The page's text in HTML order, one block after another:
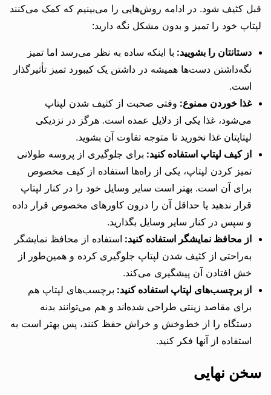
قبل کثیف شود. در ادامه روش‌هایی را می‌بینیم که کمک می‌کنند
لپتاپ خود را تمیز و بدون مشکل نگه دارید:
دستانتان را بشویید: با اینکه ساده به نظر می‌رسد اما تمیز
نگه‌داشتن دست‌ها همیشه در داشتن یک کیبورد تمیز تأثیرگذار
است.
غذا خوردن ممنوع: وقتی صحبت از کثیف شدن لپتاپ
می‌شود، غذا یکی از دلایل عمده است. هرگز در نزدیکی
لپتاپتان غذا نخورید تا متوجه تفاوت آن بشوید.
از کیف لپتاپ استفاده کنید: برای جلوگیری از پروسه طولانی
تمیز کردن لپتاپ، یکی از راه‌ها استفاده از کیف مخصوص
برای آن است. بهتر است سایر وسایل خود را در کنار لپتاپ
قرار ندهید یا حداقل آن را درون کاورهای مخصوص قرار داده
و سپس در کنار سایر وسایل بگذارید.
از محافظ نمایشگر استفاده کنید: استفاده از محافظ نمایشگر
به‌راحتی از کثیف شدن لپتاپ جلوگیری کرده و همین‌طور از
خش افتادن آن پیشگیری می‌کند.
از برچسب‌های لپتاپ استفاده کنید: برچسب‌های لپتاپ هم
برای مقاصد زینتی طراحی شده‌اند و هم می‌توانند بدنه
دستگاه را از خط‌وخش و خراش حفظ کنند، پس بهتر است به
استفاده از آنها فکر کنید.
سخن نهایی